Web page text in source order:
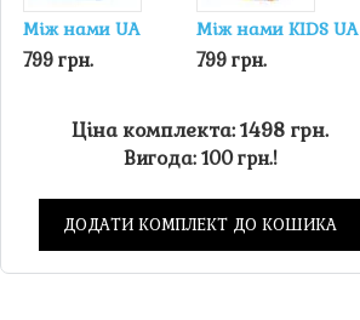
Між нами UA
799 грн.
Між нами KIDS UA
799 грн.
Ціна комплекта: 1498 грн.
Вигода: 100 грн.!
ДОДАТИ КОМПЛЕКТ ДО КОШИКА